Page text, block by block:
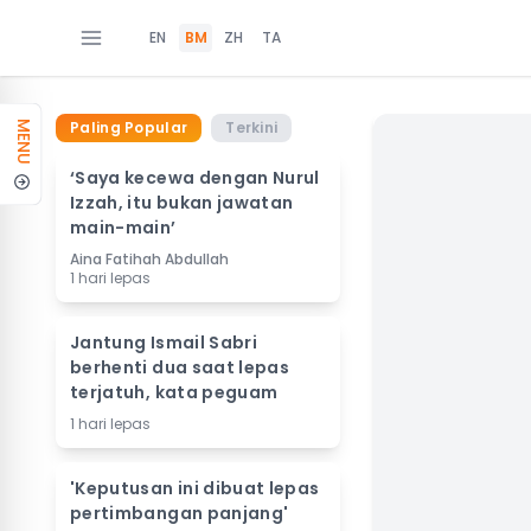
EN BM ZH TA
MENU Paling Popular Terkini
‘Saya kecewa dengan Nurul
Izzah, itu bukan jawatan
main-main’
Aina Fatihah Abdullah
1 hari lepas
Jantung Ismail Sabri
berhenti dua saat lepas
terjatuh, kata peguam
1 hari lepas
'Keputusan ini dibuat lepas
pertimbangan panjang'